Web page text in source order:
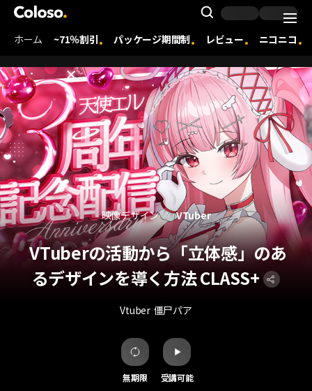
Coloso. | コロソ.
Search
Coloso Menu
ホーム ~71％割引 パッケージ期間制 レビュー ニコニコ
VTuberの活動から「立体感」のあ
るデザインを導く方法 CLASS+
Vtuber 僵尸パア
映像デザイン VTuber
無期限 受講可能